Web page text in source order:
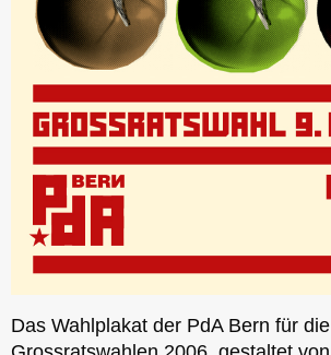
Das Wahlplakat der PdA Bern für die